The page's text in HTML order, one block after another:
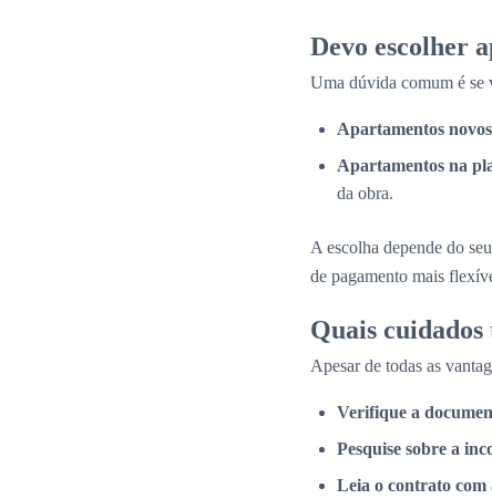
Devo escolher
Uma dúvida comum é se
Apartamentos
Apartamentos na
da obra.
A escolha depende do
de pagamento mais
Quais
Apesar de todas as
Verifique a
Pesquise sobre a
Leia o contrato com